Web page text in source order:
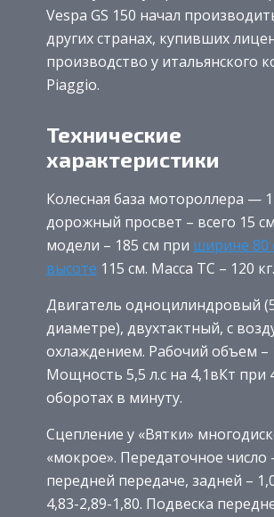
Vespa GS 150 начал
других странах, купивших
производство у итальянского
Piaggio.
Технические
характеристики
Колесная база мотороллера —
дорожный просвет – всего 15
модели – 185 см при ширине 80
высоте 115 см. Масса ТС – 120 кг.
Двигатель одноцилиндровый
диаметре), двухтактный, с
охлаждением. Рабочий объем –
Мощность 5,5 л.с на 4,1вКт при
оборотах в минуту.
Сцепление у «Вятки»
«мокрое». Передаточное число
передней передаче, задней –
4,83-2,89-1,80. Подвеска